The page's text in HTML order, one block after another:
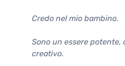
Credo nel mio bambino.
Sono un essere potente,
creativo.